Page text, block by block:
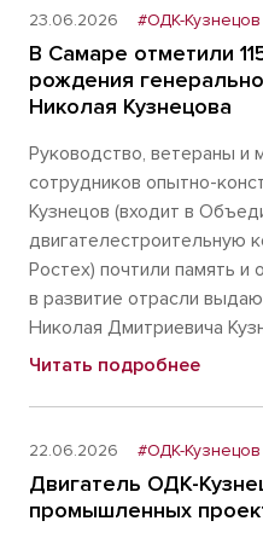
23.06.2026 #ОДК-Кузнецов
В Самаре отметили
рождения
Николая Кузнецова
Руководство, ветераны и
сотрудников опытно-
Кузнецов (входит в
двигателестроительную
Ростех) почтили память
в развитие отрасли
Николая Дмитриевича
Читать подробнее
22.06.2026 #ОДК-Кузнецов
Двигатель ОДК-
промышленных